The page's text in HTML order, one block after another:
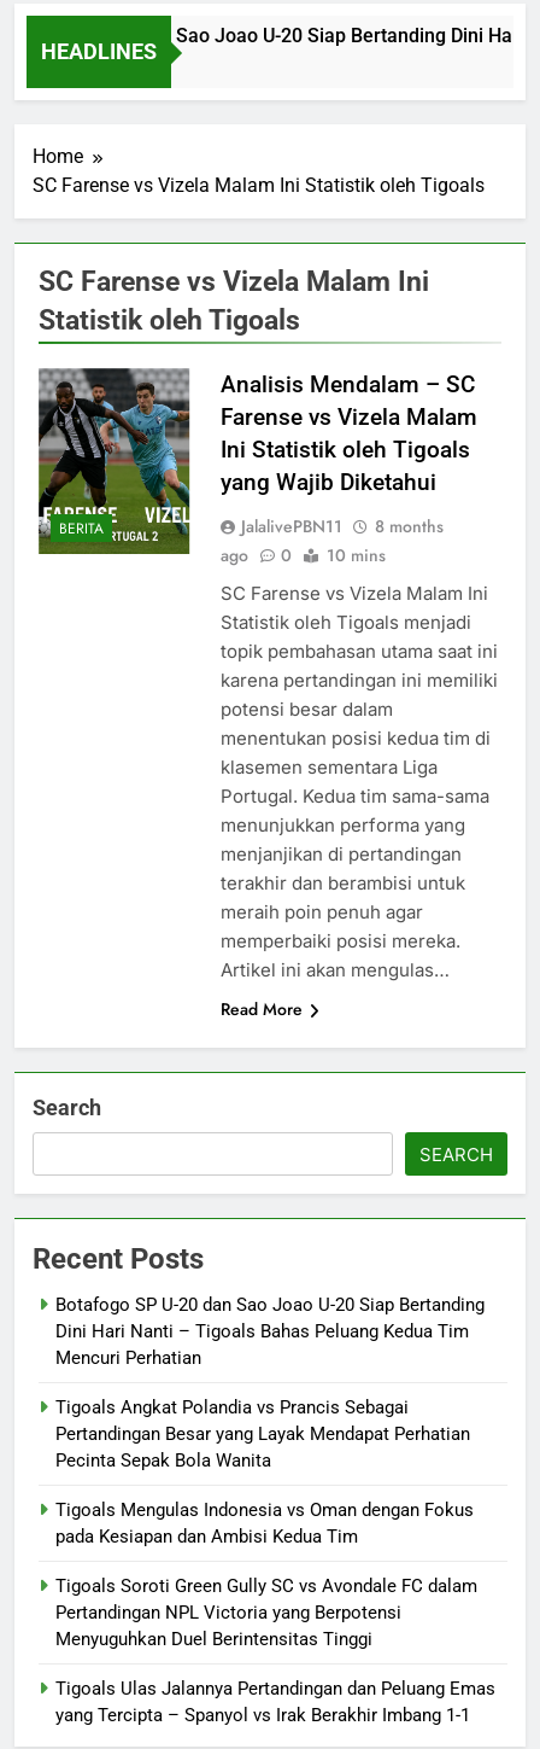
HEADLINES
SP U-20 dan Sao Joao U-20 Siap Bertanding Dini Hari
Ago
Home
SC Farense vs Vizela Malam Ini Statistik oleh Tigoals
SC Farense vs Vizela Malam Ini
Statistik oleh Tigoals
BERITA
Analisis Mendalam – SC
Farense vs Vizela Malam
Ini Statistik oleh Tigoals
yang Wajib Diketahui
JalalivePBN11
8 months
ago
0 10 mins
SC Farense vs Vizela Malam Ini
Statistik oleh Tigoals menjadi
topik pembahasan utama saat ini
karena pertandingan ini memiliki
potensi besar dalam
menentukan posisi kedua tim di
klasemen sementara Liga
Portugal. Kedua tim sama-sama
menunjukkan performa yang
menjanjikan di pertandingan
terakhir dan berambisi untuk
meraih poin penuh agar
memperbaiki posisi mereka.
Artikel ini akan mengulas…
Read More
Search
SEARCH
Recent Posts
Botafogo SP U-20 dan Sao Joao U-20 Siap Bertanding
Dini Hari Nanti – Tigoals Bahas Peluang Kedua Tim
Mencuri Perhatian
Tigoals Angkat Polandia vs Prancis Sebagai
Pertandingan Besar yang Layak Mendapat Perhatian
Pecinta Sepak Bola Wanita
Tigoals Mengulas Indonesia vs Oman dengan Fokus
pada Kesiapan dan Ambisi Kedua Tim
Tigoals Soroti Green Gully SC vs Avondale FC dalam
Pertandingan NPL Victoria yang Berpotensi
Menyuguhkan Duel Berintensitas Tinggi
Tigoals Ulas Jalannya Pertandingan dan Peluang Emas
yang Tercipta – Spanyol vs Irak Berakhir Imbang 1-1